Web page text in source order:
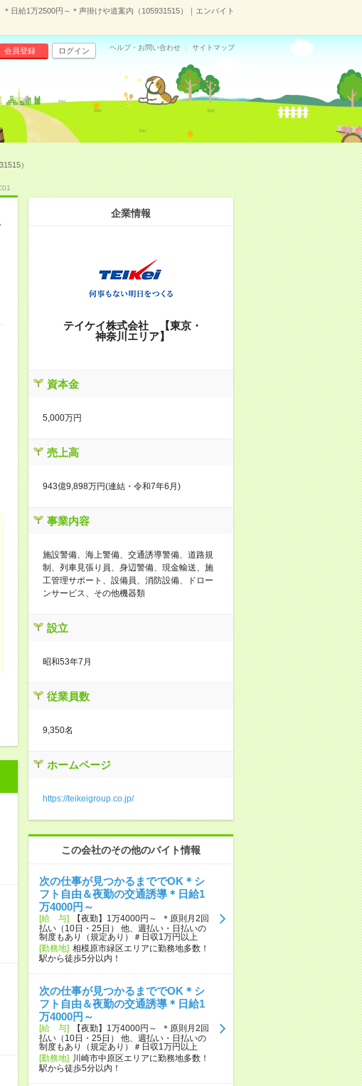
日給1万2500円～＊声掛けや道案内（105931515）｜エンバイト
会員登録 ログイン ヘルプ・お問い合わせ サイトマップ
）
企業情報
テイケイ株式会社 【東京・
神奈川エリア】
資本金
5,000万円
売上高
943億9,898万円(連結・令和7年6月)
事業内容
施設警備、海上警備、交通誘導警備、道路規
制、列車見張り員、身辺警備、現金輸送、施
工管理サポート、設備員、消防設備、ドロー
ンサービス、その他機器類
設立
昭和53年7月
従業員数
9,350名
ホームページ
https://teikeigroup.co.jp/
この会社のその他のバイト情報
次の仕事が見つかるまででOK＊シ
フト自由＆夜勤の交通誘導＊日給1
万4000円～
[給 与]
【夜勤】1万4000円～ ＊原則月2回
払い（10日・25日） 他、週払い・日払いの
制度もあり（規定あり）＃日収1万円以上
[勤務地] 相模原市緑区エリアに勤務地多数！
駅から徒歩5分以内！
次の仕事が見つかるまででOK＊シ
フト自由＆夜勤の交通誘導＊日給1
万4000円～
[給 与]
【夜勤】1万4000円～ ＊原則月2回
払い（10日・25日） 他、週払い・日払いの
制度もあり（規定あり）＃日収1万円以上
[勤務地] 川崎市中原区エリアに勤務地多数！
駅から徒歩5分以内！